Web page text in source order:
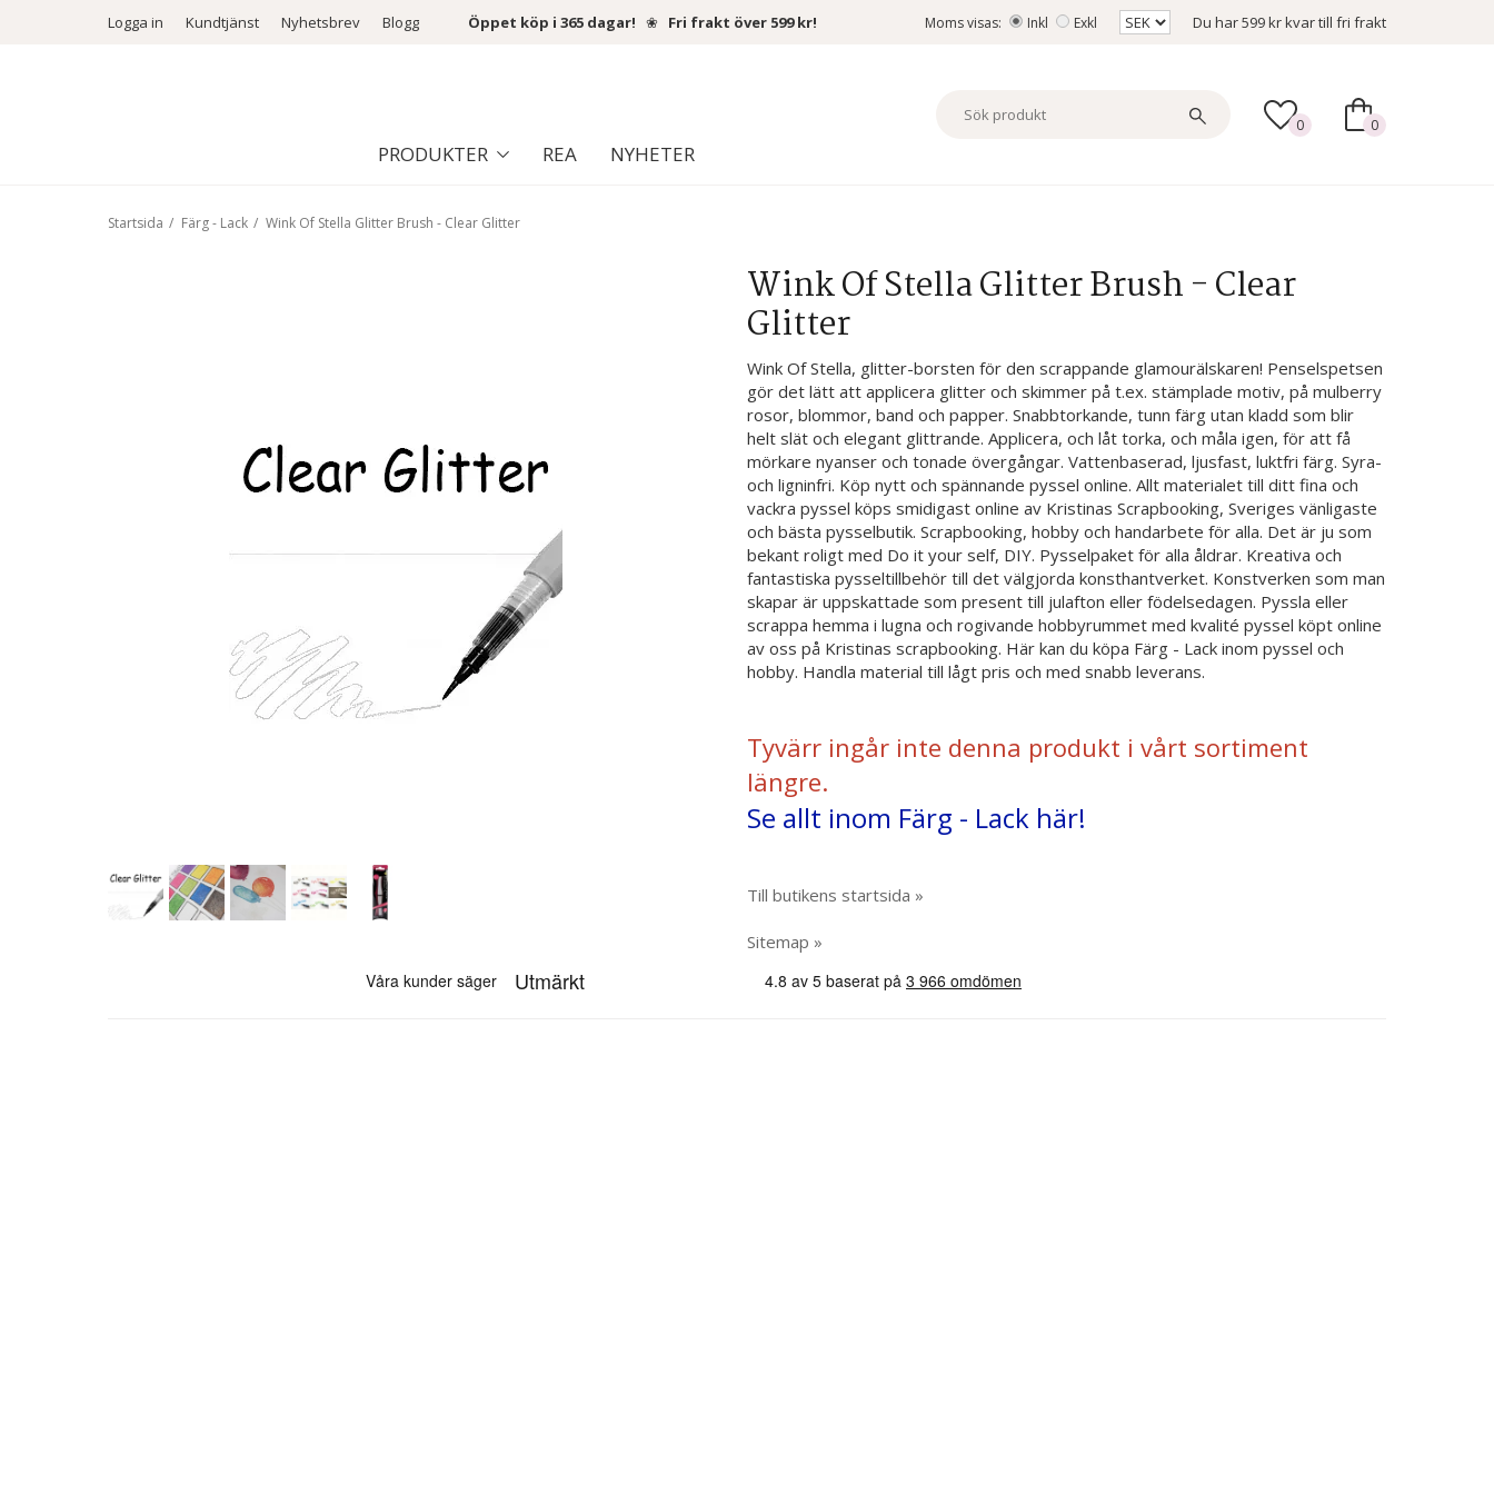
Logga in Kundtjänst Nyhetsbrev Blogg Öppet köp i 365 dagar! ❀ Fri frakt över 599 kr! Moms visas: Inkl Exkl Du har599 krkvar till fri frakt
PRODUKTER REA NYHETER
0 0
Startsida / Färg - Lack / Wink Of Stella Glitter Brush - Clear Glitter
Wink Of Stella Glitter Brush - Clear
Glitter
Wink Of Stella, glitter-borsten för den scrappande glamourälskaren! Penselspetsen
gör det lätt att applicera glitter och skimmer på t.ex. stämplade motiv, på mulberry
rosor, blommor, band och papper. Snabbtorkande, tunn färg utan kladd som blir
helt slät och elegant glittrande. Applicera, och låt torka, och måla igen, för att få
mörkare nyanser och tonade övergångar. Vattenbaserad, ljusfast, luktfri färg. Syra-
och ligninfri. Köp nytt och spännande pyssel online. Allt materialet till ditt fina och
vackra pyssel köps smidigast online av Kristinas Scrapbooking, Sveriges vänligaste
och bästa pysselbutik. Scrapbooking, hobby och handarbete för alla. Det är ju som
bekant roligt med Do it your self, DIY. Pysselpaket för alla åldrar. Kreativa och
fantastiska pysseltillbehör till det välgjorda konsthantverket. Konstverken som man
skapar är uppskattade som present till julafton eller födelsedagen. Pyssla eller
scrappa hemma i lugna och rogivande hobbyrummet med kvalité pyssel köpt online
av oss på Kristinas scrapbooking. Här kan du köpa Färg - Lack inom pyssel och
hobby. Handla material till lågt pris och med snabb leverans.
Tyvärr ingår inte denna produkt i vårt sortiment
längre.
Se allt inom Färg - Lack här!
Till butikens startsida »
Sitemap »